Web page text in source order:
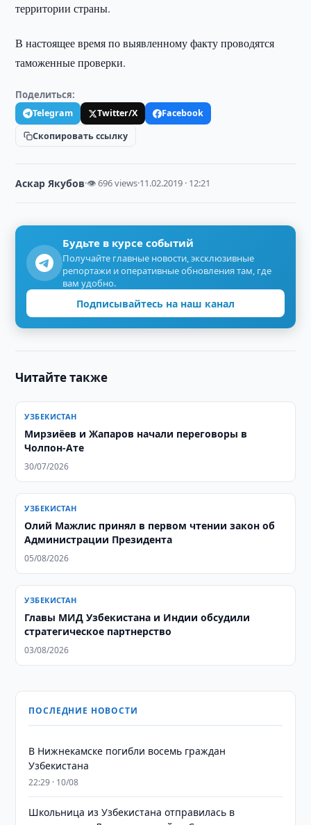
территории страны.
В настоящее время по выявленному факту проводятся
таможенные проверки.
Поделиться:
Telegram Twitter/X
Facebook
Скопировать ссылку
Аскар Якубов·👁 696 views·11.02.2019 · 12:21
Будьте в курсе событий
Получайте главные новости, эксклюзивные
репортажи и оперативные обновления там, где
вам удобно.
Подписывайтесь на наш канал
Читайте также
УЗБЕКИСТАН
Мирзиёев и Жапаров начали переговоры в
Чолпон-Ате
30/07/2026
УЗБЕКИСТАН
Олий Мажлис принял в первом чтении закон об
Администрации Президента
05/08/2026
УЗБЕКИСТАН
Главы МИД Узбекистана и Индии обсудили
стратегическое партнерство
03/08/2026
ПОСЛЕДНИЕ НОВОСТИ
В Нижнекамске погибли восемь граждан
Узбекистана
22:29 · 10/08
Школьница из Узбекистана отправилась в